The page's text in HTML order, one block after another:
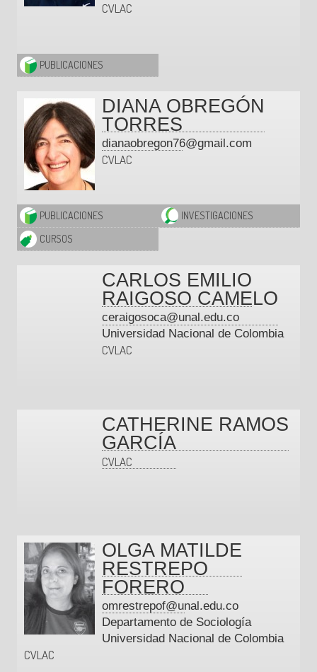
CVLAC
PUBLICACIONES
DIANA OBREGÓN
TORRES
dianaobregon76@gmail.com
CVLAC
PUBLICACIONES
INVESTIGACIONES
CURSOS
CARLOS EMILIO
RAIGOSO CAMELO
ceraigosoca@unal.edu.co
Universidad Nacional de Colombia
CVLAC
CATHERINE RAMOS
GARCÍA
CVLAC
OLGA MATILDE
RESTREPO
FORERO
omrestrepof@unal.edu.co
Departamento de Sociología
Universidad Nacional de Colombia
CVLAC